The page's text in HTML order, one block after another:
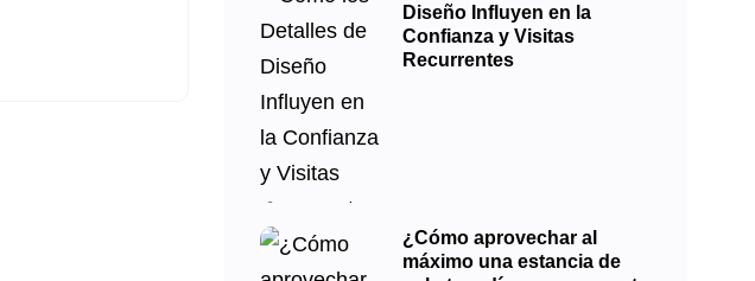
Diseño Influyen en la
Confianza y Visitas
Recurrentes
¿Cómo aprovechar al
máximo una estancia de